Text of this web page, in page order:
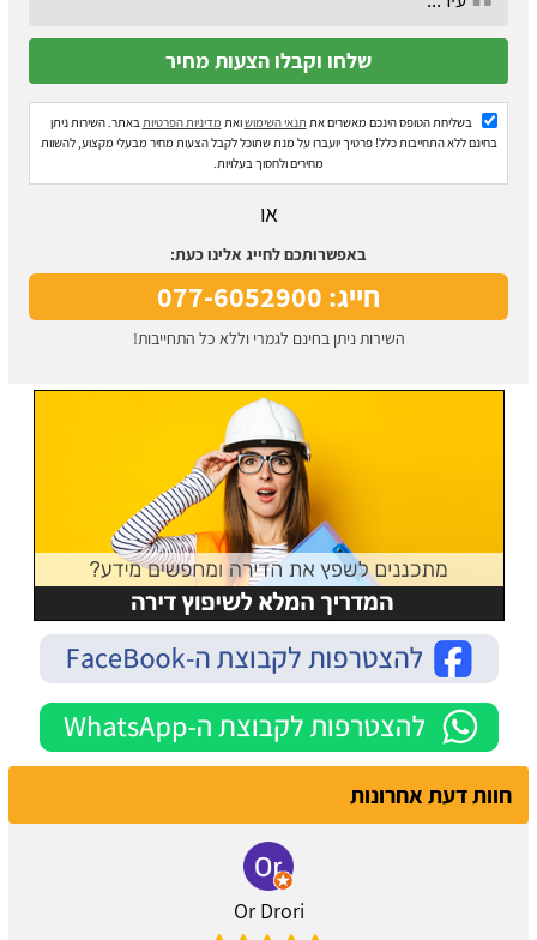
בשליחת הטופס הינכם מאשרים את תנאי השימושואת מדיניות הפרטיות באתר. השירות ניתן
בחינם ללא התחייבות כלל! פרטיך יועברו על מנת שתוכל לקבל הצעות מחיר מבעלי מקצוע, להשוות
מחירים ולחסוך בעלויות.
או
באפשרותכם לחייג אלינו כעת:
חייג: 077-6052900
השירות ניתן בחינם לגמרי וללא כל התחייבות!
חוות דעת אחרונות
Or Drori